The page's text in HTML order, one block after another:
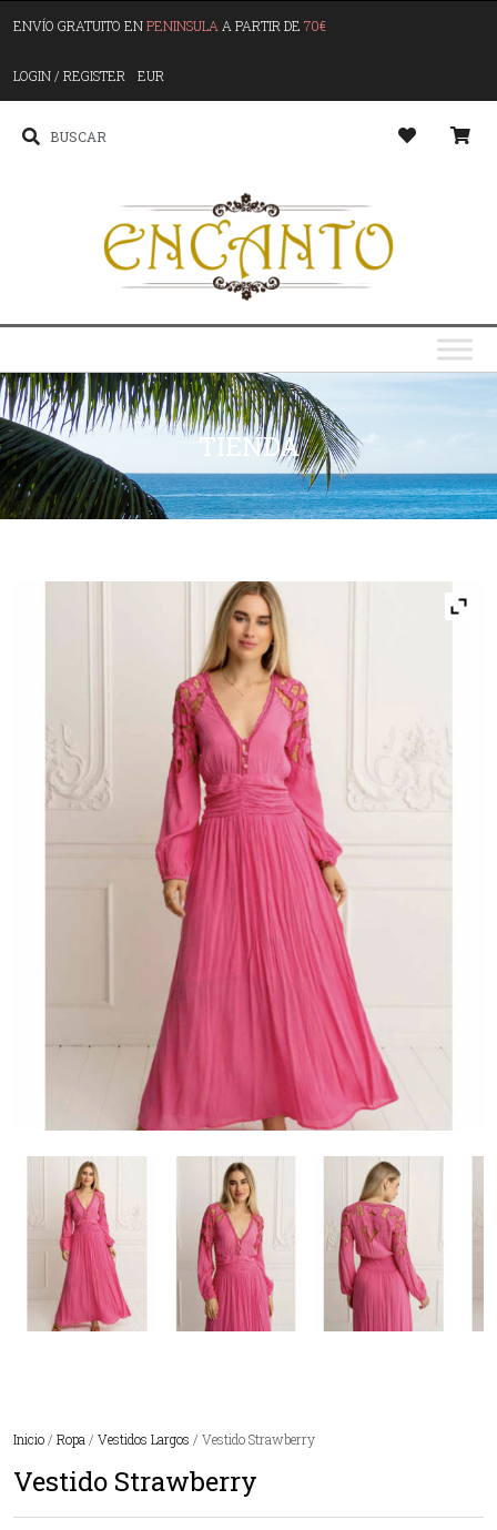
ENVÍO GRATUITO ENPENINSULA A PARTIR DE 70€
LOGIN / REGISTER EUR
TIENDA
Inicio / Ropa / Vestidos Largos / Vestido Strawberry
Vestido Strawberry